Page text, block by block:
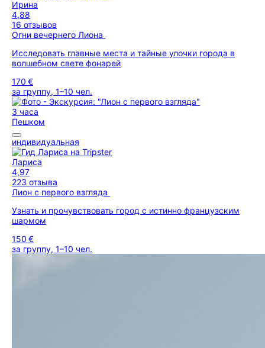
Ирина
4,88
16 отзывов
Огни вечернего Лиона
Исследовать главные места и тайные улочки города в
волшебном свете фонарей
170 €
за группу, 1–10 чел.
3 часа
Пешком
индивидуальная
Лариса
4,97
223 отзыва
Лион с первого взгляда
Узнать и прочувствовать город с истинно французским
шармом
150 €
за группу, 1–10 чел.